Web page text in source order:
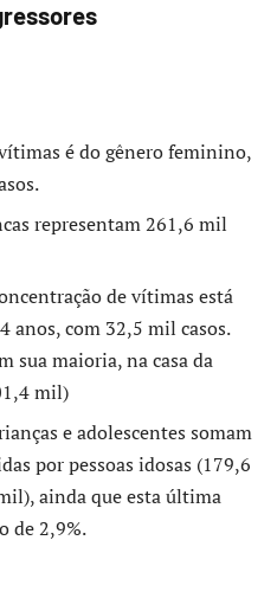
é do gênero feminino,
representam 261,6 mil
de vítimas está
anos, com 32,5 mil casos.
sua maioria, na casa da
mil)
e adolescentes somam
por pessoas idosas (179,6
ainda que esta última
de 2,9%.